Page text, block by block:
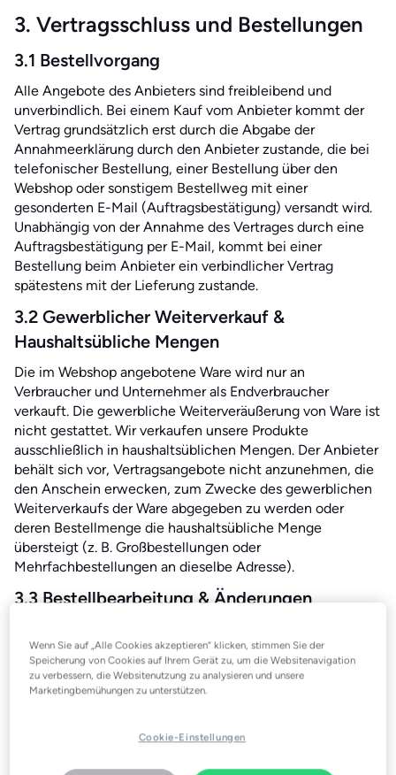
3. Vertragsschluss und Bestellungen
3.1 Bestellvorgang
Alle Angebote des Anbieters sind freibleibend und
unverbindlich. Bei einem Kauf vom Anbieter kommt der
Vertrag grundsätzlich erst durch die Abgabe der
Annahmeerklärung durch den Anbieter zustande, die bei
telefonischer Bestellung, einer Bestellung über den
Webshop oder sonstigem Bestellweg mit einer
gesonderten E-Mail (Auftragsbestätigung) versandt wird.
Unabhängig von der Annahme des Vertrages durch eine
Auftragsbestätigung per E-Mail, kommt bei einer
Bestellung beim Anbieter ein verbindlicher Vertrag
spätestens mit der Lieferung zustande.
3.2 Gewerblicher Weiterverkauf &
Haushaltsübliche Mengen
Die im Webshop angebotene Ware wird nur an
Verbraucher und Unternehmer als Endverbraucher
verkauft. Die gewerbliche Weiterveräußerung von Ware ist
nicht gestattet. Wir verkaufen unsere Produkte
ausschließlich in haushaltsüblichen Mengen. Der Anbieter
behält sich vor, Vertragsangebote nicht anzunehmen, die
den Anschein erwecken, zum Zwecke des gewerblichen
Weiterverkaufs der Ware abgegeben zu werden oder
deren Bestellmenge die haushaltsübliche Menge
übersteigt (z. B. Großbestellungen oder
Mehrfachbestellungen an dieselbe Adresse).
3.3 Bestellbearbeitung & Änderungen
abgeschickt wurden, nicht mehr storniert oder
geändert werden (z. B. Änderung der Adresse oder der
Artikel), außer in den unten ausdrücklich genannten
gegebenenfalls in der Bestellbestätigungs-E-Mail einen
Button „Stornieren/Bearbeiten“ zur Verfügung, der –
Wenn Sie auf „Alle Cookies akzeptieren“ klicken, stimmen Sie der
Speicherung von Cookies auf Ihrem Gerät zu, um die Websitenavigation
zu verbessern, die Websitenutzung zu analysieren und unsere
Marketingbemühungen zu unterstützen.
Cookie-Einstellungen